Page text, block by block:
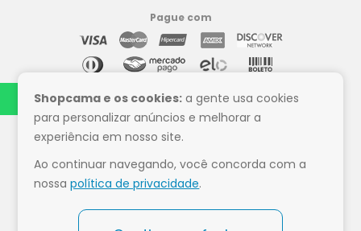
Pague com
Compre tranquilo
Siga a Shop Cama
Shopcama e os cookies: a gente usa cookies
para personalizar anúncios e melhorar a
experiência em nosso site.
Ao continuar navegando, você concorda com a
nossapolítica de privacidade.